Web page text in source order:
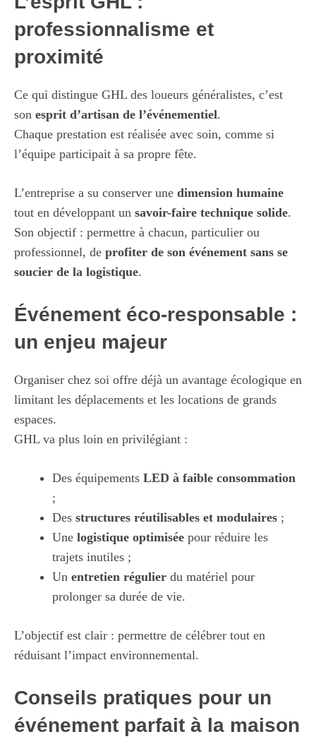
professionnalisme et
proximité
Ce qui distingue GHL des loueurs généralistes, c’est
son esprit d’artisan de l’événementiel.
Chaque prestation est réalisée avec soin, comme si
l’équipe participait à sa propre fête.
L’entreprise a su conserver une dimension humaine
tout en développant un savoir-faire technique solide.
Son objectif : permettre à chacun, particulier ou
professionnel, de profiter de son événement sans se
soucier de la logistique.
Événement éco-responsable :
un enjeu majeur
Organiser chez soi offre déjà un avantage écologique en
limitant les déplacements et les locations de grands
espaces.
GHL va plus loin en privilégiant :
Des équipements LED à faible consommation
;
Des structures réutilisables et modulaires ;
Une logistique optimisée pour réduire les
trajets inutiles ;
Un entretien régulier du matériel pour
prolonger sa durée de vie.
L’objectif est clair : permettre de célébrer tout en
réduisant l’impact environnemental.
Conseils pratiques pour un
événement parfait à la maison